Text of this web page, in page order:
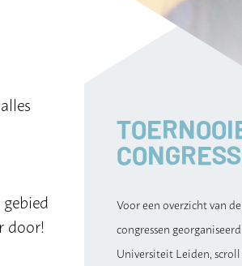
door!
Voor een overzicht van
congressen
Universiteit Leiden, scroll